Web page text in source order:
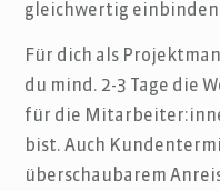
gleichwertig einbinden
Für dich als
du mind. 2-3 Tage die
für die
bist. Auch
überschaubarem